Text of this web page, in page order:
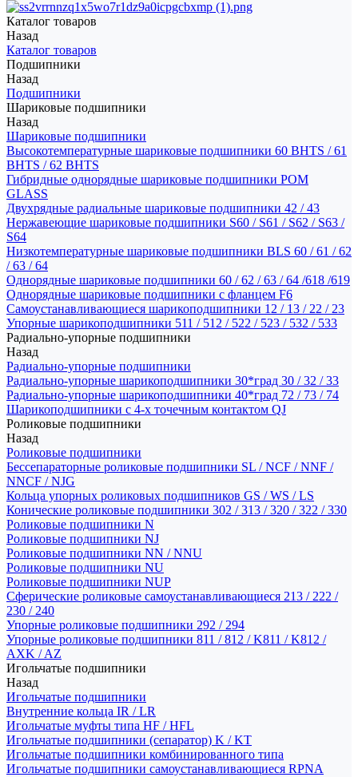
Каталог товаров
Назад
Каталог товаров
Подшипники
Назад
Подшипники
Шариковые подшипники
Назад
Шариковые подшипники
Высокотемпературные шариковые подшипники 60 BHTS / 61
BHTS / 62 BHTS
Гибридные однорядные шариковые подшипники POM
GLASS
Двухрядные радиальные шариковые подшипники 42 / 43
Нержавеющие шариковые подшипники S60 / S61 / S62 / S63 /
S64
Низкотемпературные шариковые подшипники BLS 60 / 61 / 62
/ 63 / 64
Однорядные шариковые подшипники 60 / 62 / 63 / 64 /618 /619
Однорядные шариковые подшипники с фланцем F6
Самоустанавливающиеся шарикоподшипники 12 / 13 / 22 / 23
Упорные шарикоподшипники 511 / 512 / 522 / 523 / 532 / 533
Радиально-упорные подшипники
Назад
Радиально-упорные подшипники
Радиально-упорные шарикоподшипники 30*град 30 / 32 / 33
Радиально-упорные шарикоподшипники 40*град 72 / 73 / 74
Шарикоподшипники с 4-х точечным контактом QJ
Роликовые подшипники
Назад
Роликовые подшипники
Бессепараторные роликовые подшипники SL / NCF / NNF /
NNCF / NJG
Кольца упорных роликовых подшипников GS / WS / LS
Конические роликовые подшипники 302 / 313 / 320 / 322 / 330
Роликовые подшипники N
Роликовые подшипники NJ
Роликовые подшипники NN / NNU
Роликовые подшипники NU
Роликовые подшипники NUP
Сферические роликовые самоустанавливающиеся 213 / 222 /
230 / 240
Упорные роликовые подшипники 292 / 294
Упорные роликовые подшипники 811 / 812 / K811 / K812 /
AXK / AZ
Игольчатые подшипники
Назад
Игольчатые подшипники
Внутренние кольца IR / LR
Игольчатые муфты типа HF / HFL
Игольчатые подшипники (сепаратор) K / KT
Игольчатые подшипники комбинированного типа
Игольчатые подшипники самоустанавливающиеся RPNA